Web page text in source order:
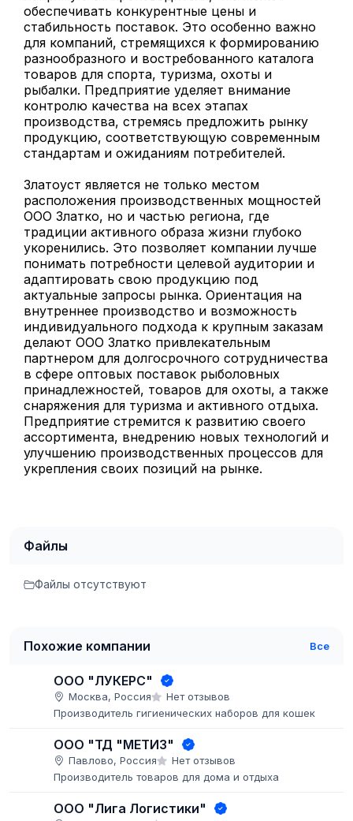
обеспечивать конкурентные цены и
стабильность поставок. Это особенно важно
для компаний, стремящихся к формированию
разнообразного и востребованного каталога
товаров для спорта, туризма, охоты и
рыбалки. Предприятие уделяет внимание
контролю качества на всех этапах
производства, стремясь предложить рынку
продукцию, соответствующую современным
стандартам и ожиданиям потребителей.
Златоуст является не только местом
расположения производственных мощностей
ООО Златко, но и частью региона, где
традиции активного образа жизни глубоко
укоренились. Это позволяет компании лучше
понимать потребности целевой аудитории и
адаптировать свою продукцию под
актуальные запросы рынка. Ориентация на
внутреннее производство и возможность
индивидуального подхода к крупным заказам
делают ООО Златко привлекательным
партнером для долгосрочного сотрудничества
в сфере оптовых поставок рыболовных
принадлежностей, товаров для охоты, а также
снаряжения для туризма и активного отдыха.
Предприятие стремится к развитию своего
ассортимента, внедрению новых технологий и
улучшению производственных процессов для
укрепления своих позиций на рынке.
Файлы
Файлы отсутствуют
Похожие компании Все
ООО "ЛУКЕРС"
Москва, Россия
Нет отзывов
Производитель гигиенических наборов для кошек
ООО "ТД "МЕТИЗ"
Павлово, Россия
Нет отзывов
Производитель товаров для дома и отдыха
ООО "Лига Логистики"